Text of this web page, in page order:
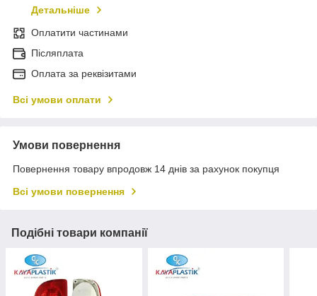
Детальніше
Оплатити частинами
Післяплата
Оплата за реквізитами
Всі умови оплати
Умови повернення
Повернення товару впродовж 14 днів за рахунок покупця
Всі умови повернення
Подібні товари компанії